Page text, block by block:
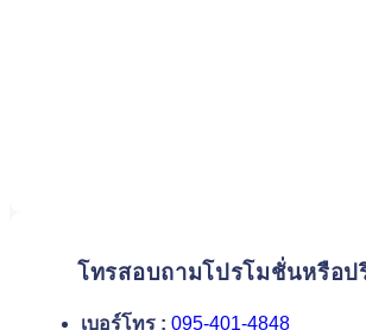
โทรสอบถามโปรโมชั่นหรือป
เบอร์โทร : 095-401-4848